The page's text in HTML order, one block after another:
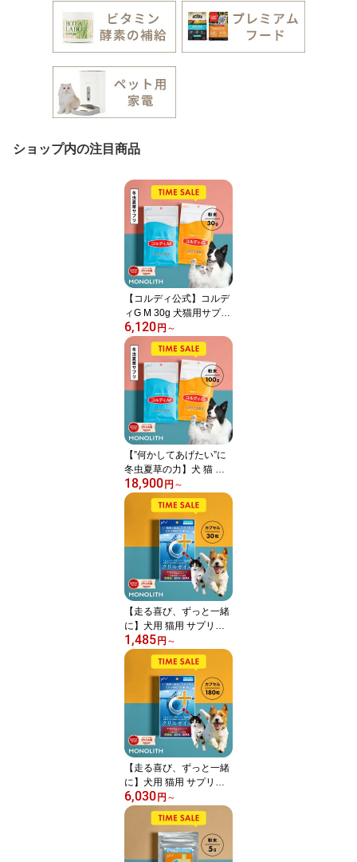
ショップ内の注目商品
【コルディ公式】コルデ
ィG M 30g 犬猫用サプリ
メント 冬虫夏草 粉末 日
本産 免疫の健康維持 犬
猫 ペット サプリ シニア
10歳 15歳 高齢期 元気が
ない 食欲がない 栄養補
給 療養中 併用可 安心 安
全 国内製造
6,120 円 ～
【”何かしてあげたい”に
冬虫夏草の力】犬 猫 サ
プリ 犬用 猫用 サプリメ
ント ペットサプリ ふり
かけ 免疫力 老犬 老猫 シ
ニア ねこ いぬ ネコ イヌ
うさぎ 兎 ペット ペット
用 冬虫夏草 cordy 粉末
＜コルディM／コルディ
G100g＞
18,900 円 ～
【走る喜び、ずっと一緒
に】犬用 猫用 サプリメ
ント ペットサプリ クリ
ルオイル 国産 EPA DHA
オメガ3 オイル 脂肪酸 o
mega3 膝 ひざ 関節 夜泣
き 背骨 腰 心血管 脳 皮膚
を健康に保つ ペット用
兎 うさぎ ＜クリルオイ
ル30粒＞
1,485 円 ～
【走る喜び、ずっと一緒
に】犬用 猫用 サプリメ
ント ペットサプリ クリ
ルオイル 国産 EPA DHA
オメガ3 オイル 脂肪酸 o
mega3 膝 ひざ 関節 夜鳴
き 背骨 腰 心血管 脳 皮膚
6,030 円 ～